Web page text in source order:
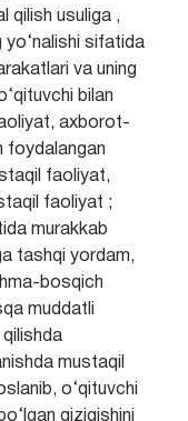
qilish usuliga ,
yo‘nalishi sifatida
va uning
bilan
axborot-
foydalangan
faoliyat,
faoliyat ;
murakkab
tashqi yordam,
bosqich
muddatli
mustaqil
o‘qituvchi
qiziqishini